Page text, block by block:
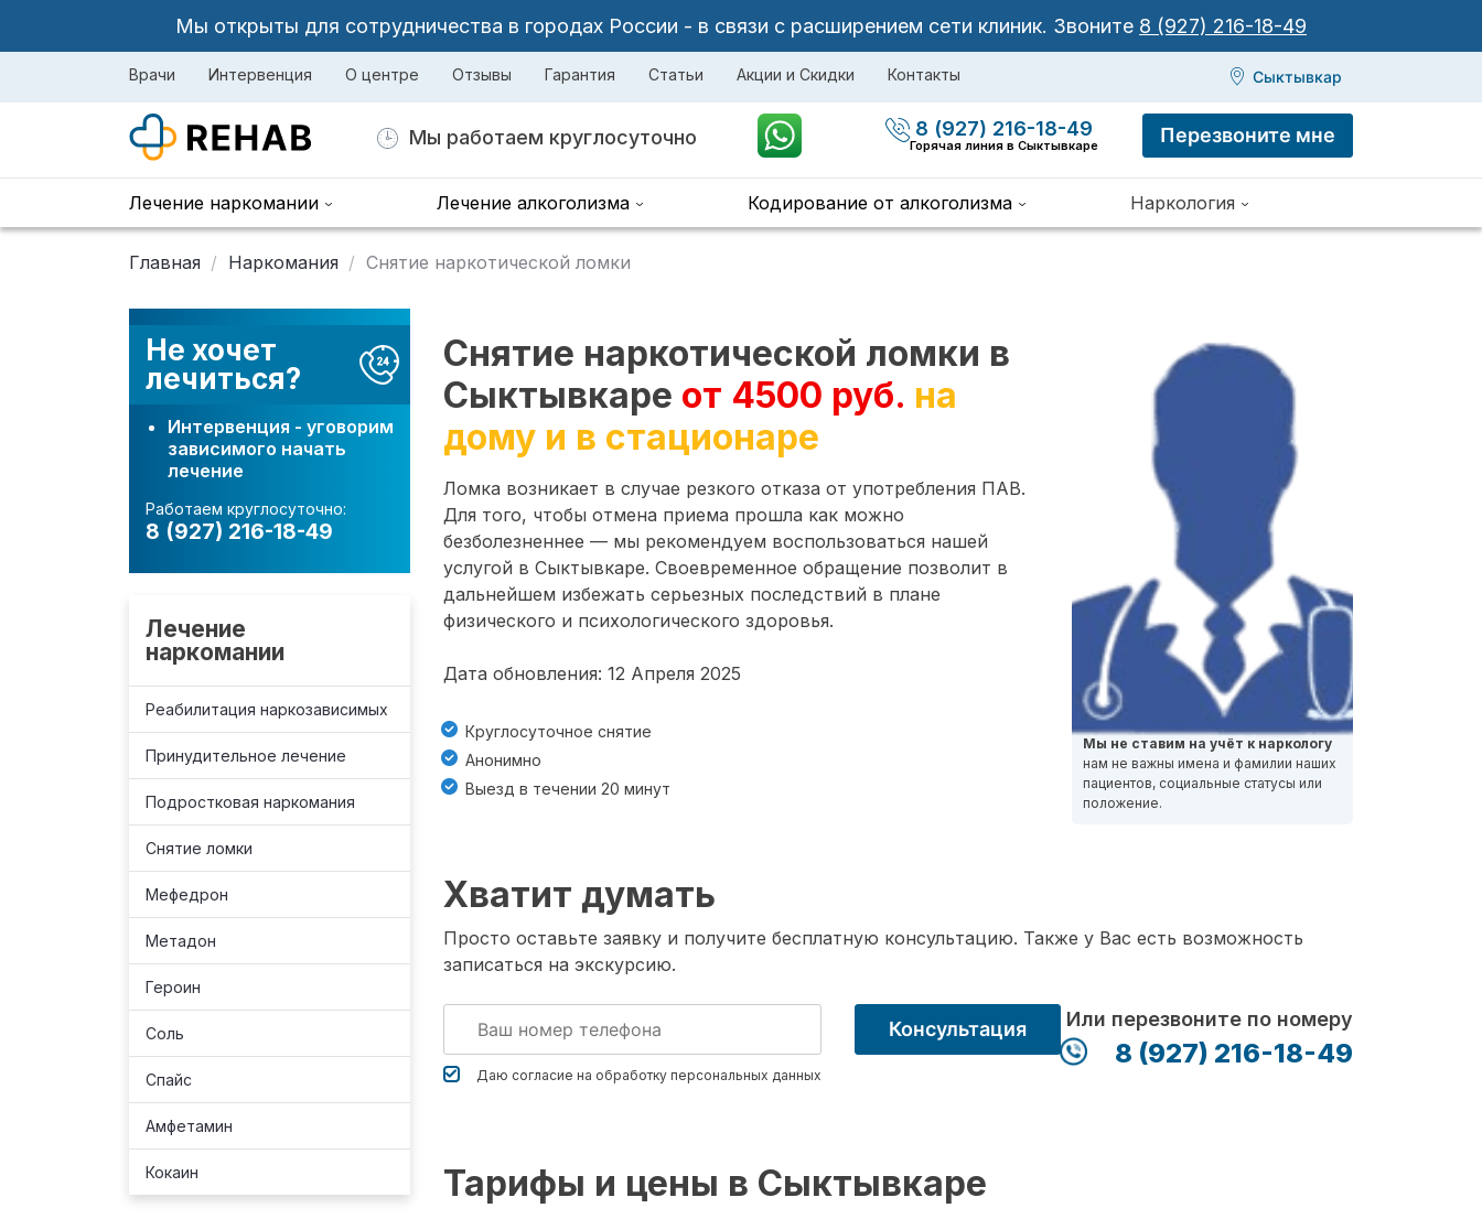
Мы открыты для сотрудничества в городах России - в связи с расширением сети клиник. Звоните 8 (927) 216-18-49
Врачи Интервенция О центре Отзывы Гарантия Статьи Акции и Скидки Контакты Сыктывкар
Мы работаем круглосуточно 8 (927) 216-18-49
Горячая линия в Сыктывкаре Перезвоните мне
Лечение наркомании Лечение алкоголизма Кодирование от алкоголизма Наркология
Главная Наркомания Снятие наркотической ломки
Не хочет
лечиться?
Интервенция - уговорим
зависимого начать
лечение
Работаем круглосуточно:
8 (927) 216-18-49
Лечение
наркомании
Реабилитация наркозависимых
Принудительное лечение
Подростковая наркомания
Снятие ломки
Мефедрон
Метадон
Героин
Соль
Спайс
Амфетамин
Кокаин
Снятие наркотической ломки в
Сыктывкаре от 4500 руб. на
дому и в стационаре
Ломка возникает в случае резкого отказа от употребления ПАВ.
Для того, чтобы отмена приема прошла как можно
безболезненнее — мы рекомендуем воспользоваться нашей
услугой в Сыктывкаре. Своевременное обращение позволит в
дальнейшем избежать серьезных последствий в плане
физического и психологического здоровья.
Дата обновления: 12 Апреля 2025
Круглосуточное снятие
Анонимно
Выезд в течении 20 минут
Мы не ставим на учёт к наркологу
нам не важны имена и фамилии наших
пациентов, социальные статусы или
положение.
Хватит думать
Просто оставьте заявку и получите бесплатную консультацию. Также у Вас есть возможность
записаться на экскурсию.
Даю согласие на обработку персональных данных
Консультация Или перезвоните по номеру
8 (927) 216-18-49
Тарифы и цены в Сыктывкаре